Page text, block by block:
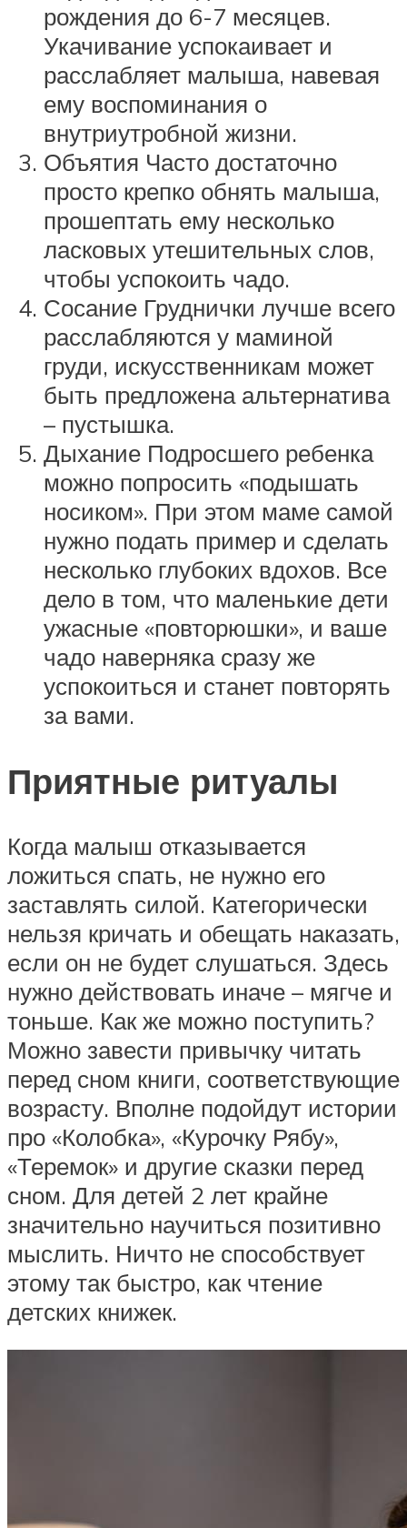
рождения до 6-7 месяцев.
Укачивание успокаивает и
расслабляет малыша, навевая
ему воспоминания о
внутриутробной жизни.
Объятия Часто достаточно
просто крепко обнять малыша,
прошептать ему несколько
ласковых утешительных слов,
чтобы успокоить чадо.
Сосание Груднички лучше всего
расслабляются у маминой
груди, искусственникам может
быть предложена альтернатива
– пустышка.
Дыхание Подросшего ребенка
можно попросить «подышать
носиком». При этом маме самой
нужно подать пример и сделать
несколько глубоких вдохов. Все
дело в том, что маленькие дети
ужасные «повторюшки», и ваше
чадо наверняка сразу же
успокоиться и станет повторять
за вами.
Приятные ритуалы
Когда малыш отказывается
ложиться спать, не нужно его
заставлять силой. Категорически
нельзя кричать и обещать наказать,
если он не будет слушаться. Здесь
нужно действовать иначе – мягче и
тоньше. Как же можно поступить?
Можно завести привычку читать
перед сном книги, соответствующие
возрасту. Вполне подойдут истории
про «Колобка», «Курочку Рябу»,
«Теремок» и другие сказки перед
сном. Для детей 2 лет крайне
значительно научиться позитивно
мыслить. Ничто не способствует
этому так быстро, как чтение
детских книжек.